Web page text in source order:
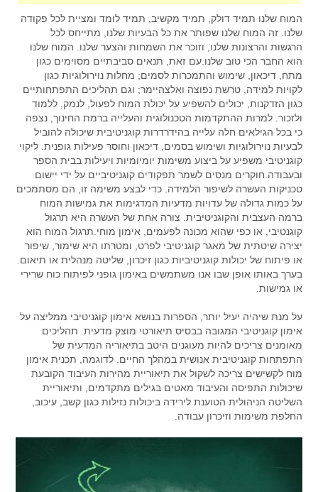
המוח שלנו תמיד דולק, תמיד מקשיב, תמיד לומד ומציית לכל פקודה
שלנו. זה המוח שלנו שפותר את כל הבעיות שלנו, מתייחס לכל
הרגשות והרצונות שלנו, וזוכר את השמחות והצער שלנו. המוח שלנו
הוא החבר הכי טוב שלנו.עם זאת, תנאים סביבתיים מסוימים כגון
מתח, דיכאון, שימוש והתמכרות לסמים; מחלות נוירולוגיות כגון
לקויות למידה, טרשת נפוצה ואלצהיימר; וגם תהליכים התפתחותיים
כגון הזדקנות, יכולים להשפיע על יכולת המוח לפעול, לנמק, ללמוד
ולזכור. למרות ההתקדמות הטכנולוגית והעלייה ברמת החינוך, נצפה
כי בכל הגילאים חלה עלייה בהידרדרות קוגניטיבית שיכולה להוביל
לבעיות נוירולוגיות ושימוש בסמים, דיכאון וחוסר פעילות גופנית. ליקוי
קוגניטיבי משפיע על ביצוע משימות יומיומיות ויעילות בבית הספר
ובעבודה.חוקרים מנסים לשמר תפקודים קוגניטיביים על ידי יישום
טכניקות העשרה לשיפור הלמידה. כדי לבצע משימה זו, הם מסתמכים
על כמות גדולה של עדויות מדעיות המדגימות את גמישות המוח
ברמה העצבית והקוגניטיבית. צורה אחת של העשרה היא תרגול
קוגנטיבי, או כפי שהוא מכונה לפעמים, אימון מוחי.תרגול המוח הוא
יצירה שיטתית של מאגר קוגניטיבי לפרט, ומטרתו היא שימור, שיפור
או פיתוח של יכולות קוגניטיביות כגון זיכרון, שליטה מנהלית או תיאום.
בערך באותו אופן שבו אנו משתמשים באימון גופני לפיתוח כוח שרירי
או גמישות.
על מנת שיהיה יעיל יותר, הספרות בנושא אימון קוגניטיבי ממליצה על
אימון קוגניטיבי המגובה בבסיס תיאורטי מוצק מדעית. תהליכים
מאומנים צריכים להיות מעוגנים היטב בתיאוריה המדעית של
התפתחות קוגניטיבית אנושית במהלך החיים. לדוגמה, תכנית אימון
מוח לקשישים צריכה לשקול את תיאוריית מהירות העיבוד הקובעת
שיכולות התפיסה והעיבוד מאטים בגילים מתקדמים, ותיאוריית
השליטה הניהולית הטוענת לירידה ביכולות נזילות כגון קשב, עיכוב,
החלפת משימות וזיכרון עבודה.